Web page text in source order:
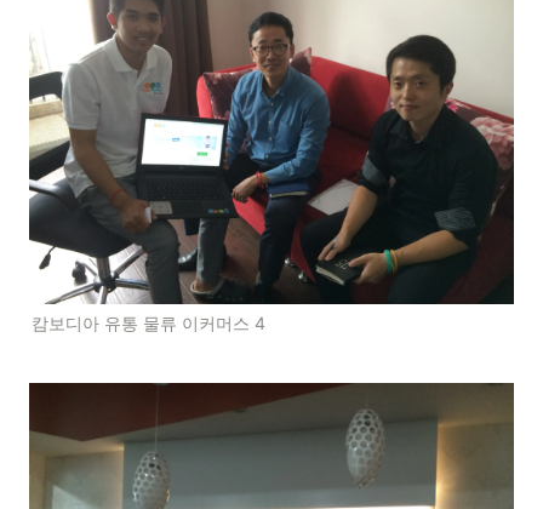
캄보디아 유통 물류 이커머스 4